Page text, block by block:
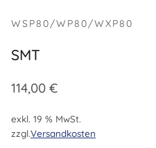
WSP80/WP80/WXP80
SMT
114,00 €
exkl. 19 % MwSt.
zzgl.Versandkosten